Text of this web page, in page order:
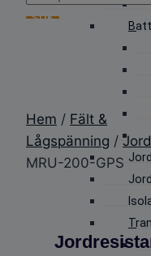
search
SÖK
Hem / Fält &
Lågspänning /
MRU-200-GPS